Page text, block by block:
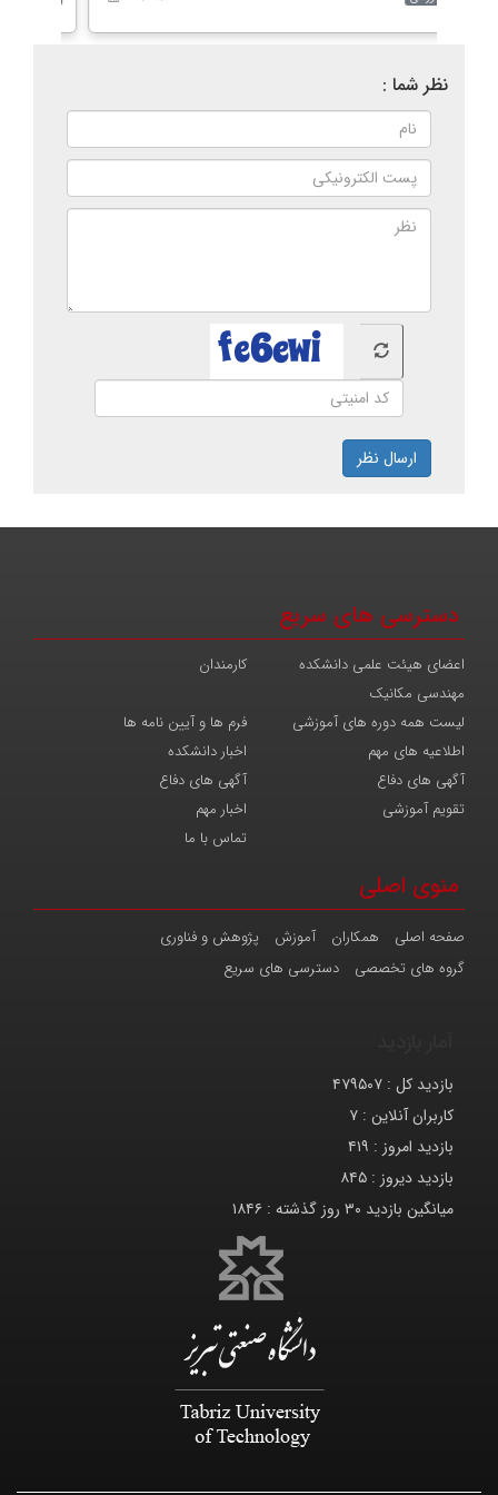
نظر شما :
ارسال نظر
دسترسی های سریع
کارمندان
اعضای هیئت علمی دانشکده
مهندسی مکانیک
فرم ها و آیین نامه ها
لیست همه دوره های آموزشی
اخبار دانشکده
اطلاعیه های مهم
آگهی های دفاع
آگهی های دفاع
اخبار مهم
تقویم آموزشی
تماس با ما
منوی اصلی
صفحه اصلی همکاران آموزش
پژوهش و فناوری
گروه های تخصصی
دسترسی های سریع
بازدید کل : ۴۷۹۵۰۷
کاربران آنلاین : ۷
بازدید امروز : ۴۱۹
بازدید دیروز : ۸۴۵
میانگین بازدید ۳۰ روز گذشته :
۱۸۴۶